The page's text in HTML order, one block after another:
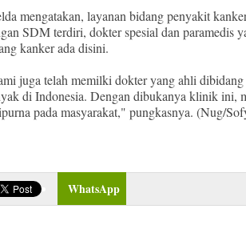
mengatakan, layanan bidang penyakit
SDM terdiri, dokter spesial dan paramedis
kanker ada disini.
juga telah memilki dokter yang ahli
di Indonesia. Dengan dibukanya klinik ini,
pada masyarakat," pungkasnya. (Nug/
WhatsApp